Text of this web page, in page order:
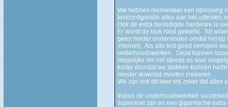
We hebben momenteel een oplossing
testconfiguratie alles aan het uittesten
Ook de extra benodigde hardware is
Er wordt de klok rond gewerkt. Tot
geen hinder ondervinden omdat het
internet). Als alle test goed verlopen
onderhoudswerken. Deze kunnen
mogelijke om het steeds zo snel
korter doordat we stukken kunnen
minder downtijd moeten creëeren.
We zijn ook dit keer vrij zeker dat alles
Indien de onderhoudswerken
supersnel zijn en een gigantische